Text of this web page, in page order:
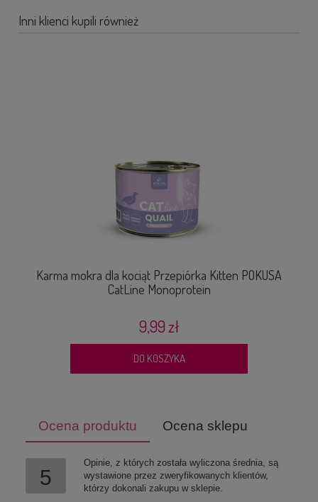
Inni klienci kupili również
Karma mokra dla kociąt Przepiórka Kitten POKUSA
CatLine Monoprotein
9,99 zł
DO KOSZYKA
Ocena produktu Ocena sklepu
5
Opinie, z których została wyliczona średnia, są
wystawione przez zweryfikowanych klientów,
którzy dokonali zakupu w sklepie.